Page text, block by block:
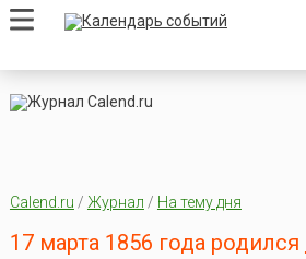
Calend.ru / Журнал / На тему дня
17 марта 1856 года родился